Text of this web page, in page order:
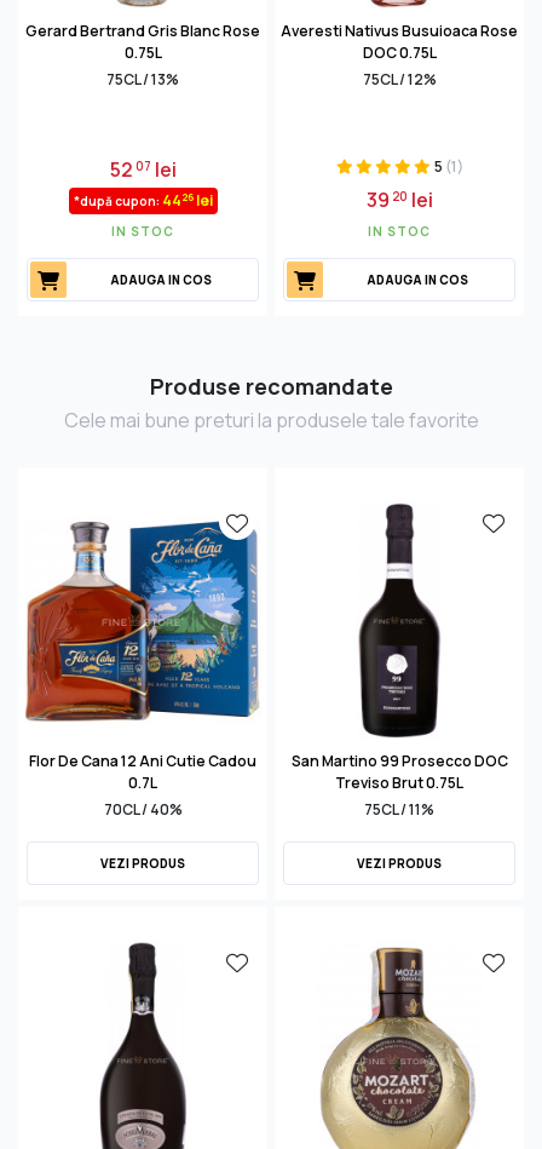
Gerard Bertrand Gris Blanc Rose
0.75L
75CL / 13%
5207 lei
*după cupon: 4426lei
IN STOC
ADAUGA IN COS
Averesti Nativus Busuioaca Rose
DOC 0.75L
75CL / 12%
5 (1)
39 20 lei
IN STOC
ADAUGA IN COS
Produse recomandate
Cele mai bune preturi la produsele tale favorite
Flor De Cana 12 Ani Cutie Cadou
0.7L
70CL / 40%
VEZI PRODUS
San Martino 99 Prosecco DOC
Treviso Brut 0.75L
75CL / 11%
VEZI PRODUS